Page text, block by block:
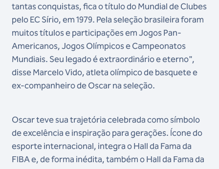
tantas conquistas, fica o título do Mundial de Clubes
pelo EC Sírio, em 1979. Pela seleção brasileira foram
muitos títulos e participações em Jogos Pan-
Americanos, Jogos Olímpicos e Campeonatos
Mundiais. Seu legado é extraordinário e eterno",
disse Marcelo Vido, atleta olímpico de basquete e
ex-companheiro de Oscar na seleção.
Oscar teve sua trajetória celebrada como símbolo
de excelência e inspiração para gerações. Ícone do
esporte internacional, integra o Hall da Fama da
FIBA e, de forma inédita, também o Hall da Fama da